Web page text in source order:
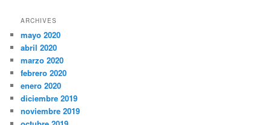
ARCHIVES
mayo 2020
abril 2020
marzo 2020
febrero 2020
enero 2020
diciembre 2019
noviembre 2019